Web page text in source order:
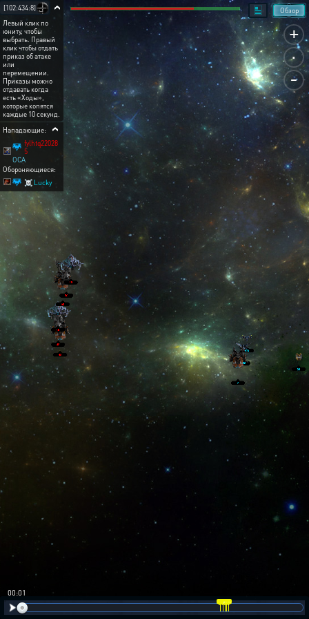
+
.
-
Обзор
[102:434:8]
Левый клик по
юниту, чтобы
выбрать. Правый
клик чтобы отдать
приказ об атаке
или
перемещении.
Приказы можно
отдавать когда
есть «Ходы»,
которые копятся
каждые 10 секунд.
Нападающие:
fylhtq22028
5
OCA
Обороняющиеся:
☠ Lucky
00:02